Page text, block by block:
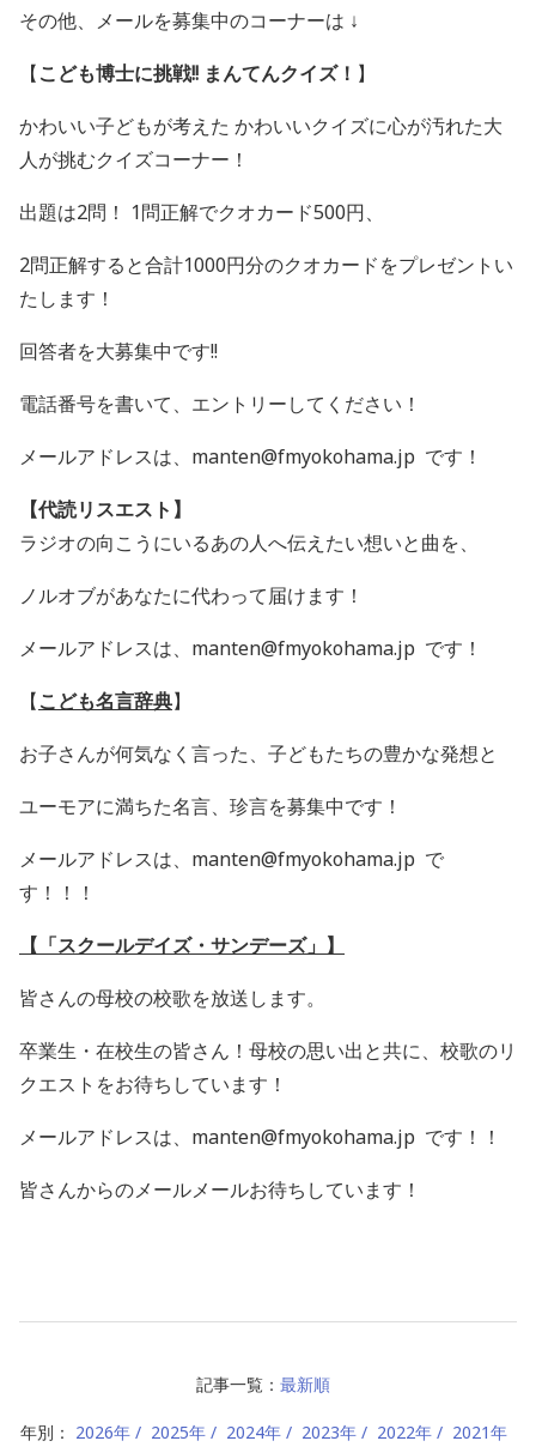
その他、メールを募集中のコーナーは ↓
【こども博士に挑戦!! まんてんクイズ！ 】
かわいい子どもが考えた かわいいクイズに心が汚れた大
人が挑むクイズコーナー！
出題は2問！ 1問正解でクオカード500円、
2問正解すると合計1000円分のクオカードをプレゼントい
たします！
回答者を大募集中です!!
電話番号を書いて、エントリーしてください！
メールアドレスは、manten@fmyokohama.jp です！
【代読リスエスト】
ラジオの向こうにいるあの人へ伝えたい想いと曲を、
ノルオブがあなたに代わって届けます！
メールアドレスは、manten@fmyokohama.jp です！
【こども名言辞典】
お子さんが何気なく言った、 子どもたちの豊かな発想と
ユーモアに満ちた名言、珍言を募集中です！
メールアドレスは、manten@fmyokohama.jp で
す！！！
【「スクールデイズ・サンデーズ」】
皆さんの母校の校歌を放送します。
卒業生・在校生の皆さん！母校の思い出と共に、校歌のリ
クエストをお待ちしています！
メールアドレスは、manten@fmyokohama.jp です！！
皆さんからのメールメールお待ちしています！
記事一覧： 最新順
年別： 2026年 2025年 2024年 2023年 2022年 2021年